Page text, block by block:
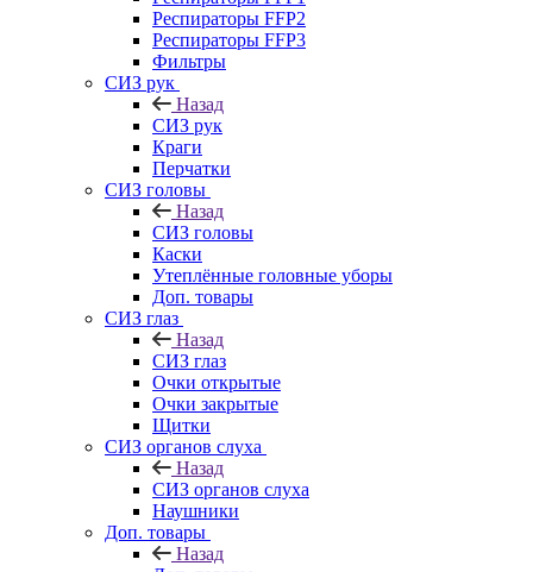
Респираторы FFP2
Респираторы FFP3
Фильтры
СИЗ рук
Назад
СИЗ рук
Краги
Перчатки
СИЗ головы
Назад
СИЗ головы
Каски
Утеплённые головные уборы
Доп. товары
СИЗ глаз
Назад
СИЗ глаз
Очки открытые
Очки закрытые
Щитки
СИЗ органов слуха
Назад
СИЗ органов слуха
Наушники
Доп. товары
Назад